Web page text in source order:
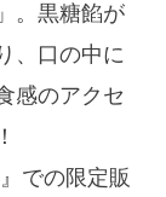
。黒糖餡が
、口の中に
感のアクセ
での限定販